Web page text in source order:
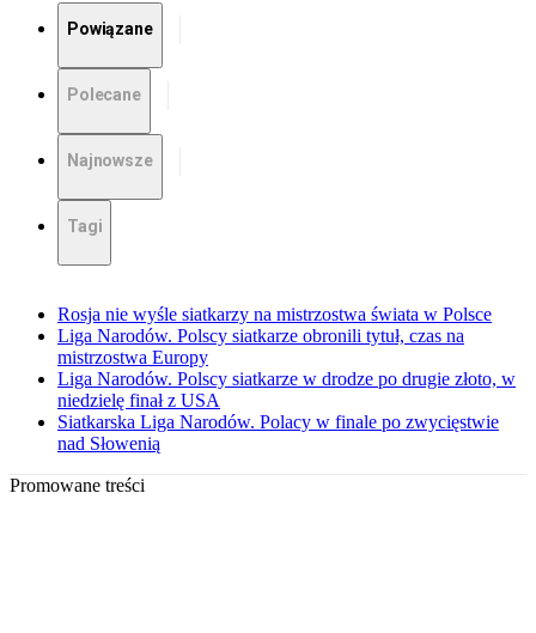
Powiązane
Polecane
Najnowsze
Tagi
Rosja nie wyśle siatkarzy na mistrzostwa świata w Polsce
Liga Narodów. Polscy siatkarze obronili tytuł, czas na
mistrzostwa Europy
Liga Narodów. Polscy siatkarze w drodze po drugie złoto, w
niedzielę finał z USA
Siatkarska Liga Narodów. Polacy w finale po zwycięstwie
nad Słowenią
Promowane treści